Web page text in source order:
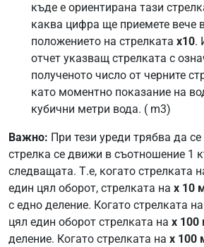
къде е ориентирана тази
каква цифра ще приемете вече
положението на стрелката х10.
отчет указващ стрелката с
полученото число от черните
като моментно показание на
кубични метри вода. ( m3)
Важно: При тези уреди трябва да се
стрелка се движи в съотношение 1
следващата. Т.е, когато стрелката
един цял оборот, стрелката на х 10
с едно деление. Когато стрелката на
цял един оборот стрелката на х 100
деление. Когато стрелката на х 100